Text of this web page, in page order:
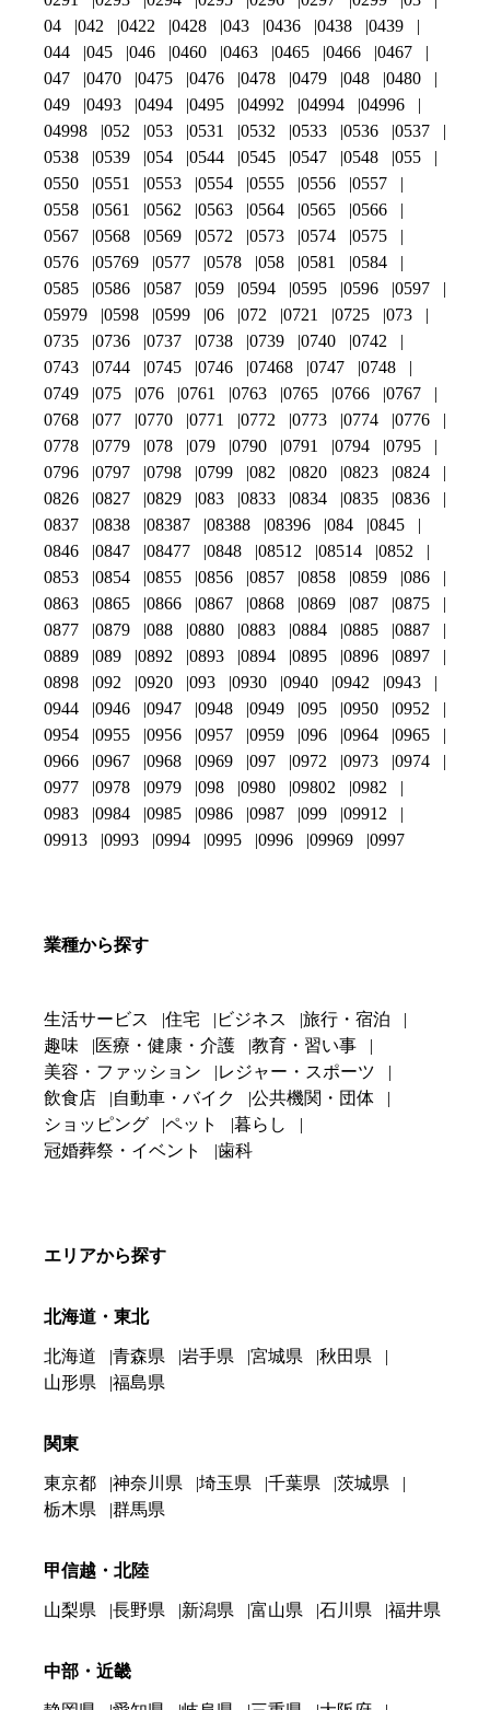
04
042 0422 0428 043 0436 0438
0439
044
045 046 0460 0463 0465 0466
0467
047
0470 0475 0476 0478 0479 048
0480
049
0493 0494 0495 04992 04994
04996
04998
052 053 0531 0532 0533 0536
0537
0538
0539 054 0544 0545 0547 0548
055
0550
0551 0553 0554 0555 0556
0557
0558
0561 0562 0563 0564 0565
0566
0567
0568 0569 0572 0573 0574
0575
0576
05769 0577 0578 058 0581
0584
0585
0586 0587 059 0594 0595 0596
0597
05979
0598 0599 06 072 0721 0725
073
0735
0736 0737 0738 0739 0740
0742
0743
0744 0745 0746 07468 0747
0748
0749
075 076 0761 0763 0765 0766
0767
0768
077 0770 0771 0772 0773 0774
0776
0778
0779 078 079 0790 0791 0794
0795
0796
0797 0798 0799 082 0820 0823
0824
0826
0827 0829 083 0833 0834 0835
0836
0837
0838 08387 08388 08396 084
0845
0846
0847 08477 0848 08512 08514
0852
0853
0854 0855 0856 0857 0858 0859
086
0863
0865 0866 0867 0868 0869 087
0875
0877
0879 088 0880 0883 0884 0885
0887
0889
089 0892 0893 0894 0895 0896
0897
0898
092 0920 093 0930 0940 0942
0943
0944
0946 0947 0948 0949 095 0950
0952
0954
0955 0956 0957 0959 096 0964
0965
0966
0967 0968 0969 097 0972 0973
0974
0977
0978 0979 098 0980 09802
0982
0983
0984 0985 0986 0987 099
09912
09913
0993 0994 0995 0996 09969 0997
業種から探す
生活サービス 住宅 ビジネス
旅行・宿泊
趣味
医療・健康・介護
教育・習い事
美容・ファッション
レジャー・スポーツ
飲食店
自動車・バイク
公共機関・団体
ショッピング
ペット
暮らし
冠婚葬祭・イベント
歯科
エリアから探す
北海道・東北
北海道 青森県 岩手県 宮城県
秋田県
山形県
福島県
関東
東京都 神奈川県 埼玉県 千葉県
茨城県
栃木県
群馬県
甲信越・北陸
山梨県 長野県 新潟県 富山県 石川県 福井県
中部・近畿